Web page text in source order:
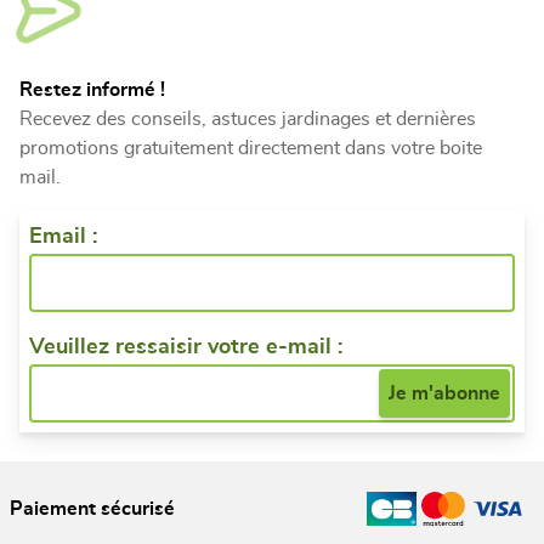
Restez informé !
Recevez des conseils, astuces jardinages et dernières
promotions gratuitement directement dans votre boite
mail.
Email :
Veuillez ressaisir votre e-mail :
Paiement sécurisé